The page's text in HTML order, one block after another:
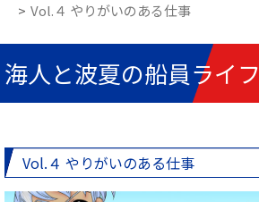
Vol.４ やりがいのある仕事
海人と波夏の船員ライフ
Vol.４ やりがいのある仕事